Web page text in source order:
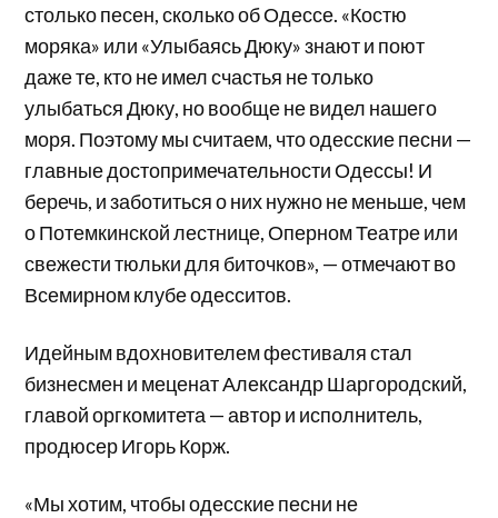
столько песен, сколько об Одессе. «Костю
моряка» или «Улыбаясь Дюку» знают и поют
даже те, кто не имел счастья не только
улыбаться Дюку, но вообще не видел нашего
моря. Поэтому мы считаем, что одесские песни —
главные достопримечательности Одессы! И
беречь, и заботиться о них нужно не меньше, чем
о Потемкинской лестнице, Оперном Театре или
свежести тюльки для биточков», — отмечают во
Всемирном клубе одесситов.
Идейным вдохновителем фестиваля стал
бизнесмен и меценат Александр Шаргородский,
главой оргкомитета — автор и исполнитель,
продюсер Игорь Корж.
«Мы хотим, чтобы одесские песни не